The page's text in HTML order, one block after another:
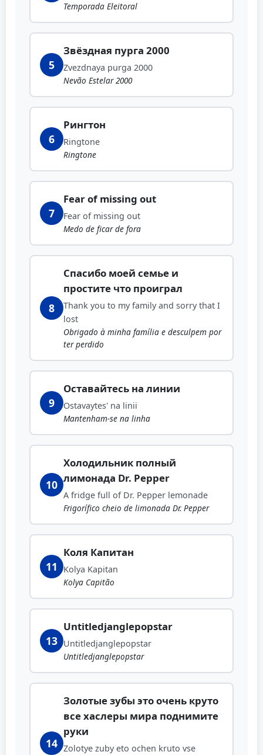
Temporada Eleitoral
5
Звёздная пурга 2000
Zvezdnaya purga 2000
Nevão Estelar 2000
6
Рингтон
Ringtone
Ringtone
7
Fear of missing out
Fear of missing out
Medo de ficar de fora
8
Спасибо моей семье и
простите что проиграл
Thank you to my family and sorry that I
lost
Obrigado à minha família e desculpem por
ter perdido
9
Оставайтесь на линии
Ostavaytes' na linii
Mantenham-se na linha
10
Холодильник полный
лимонада Dr. Pepper
A fridge full of Dr. Pepper lemonade
Frigorífico cheio de limonada Dr. Pepper
11
Коля Капитан
Kolya Kapitan
Kolya Capitão
13
Untitledjanglepopstar
Untitledjanglepopstar
Untitledjanglepopstar
14
Золотые зубы это очень круто
все хаслеры мира поднимите
руки
Zolotye zuby eto ochen kruto vse